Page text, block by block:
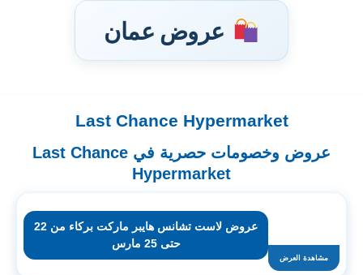
عروض عمان
Last Chance Hypermarket
عروض وخصومات حصرية في Last Chance
Hypermarket
مشاهدة العرض
عروض لاست تشانس هايبر ماركت بركاء من 22
حتى 25 مارس